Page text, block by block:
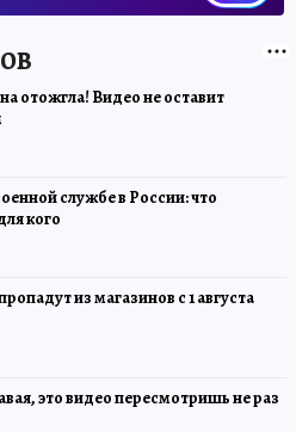
отожгла! Видео не оставит
службе в России: что
кого
из магазинов с 1 августа
это видео пересмотришь не раз